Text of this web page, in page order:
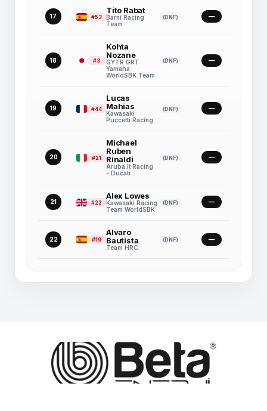
17 #53
Tito Rabat
Barni Racing
Team
(DNF) —
18 #3
Kohta
Nozane
GYTR GRT
Yamaha
WorldSBK Team
(DNF) —
19 #44
Lucas
Mahias
Kawasaki
Puccetti Racing
(DNF) —
20 #21
Michael
Ruben
Rinaldi
Aruba.it Racing
- Ducati
(DNF) —
21 #22
Alex Lowes
Kawasaki Racing
Team WorldSBK
(DNF) —
22 #19
Alvaro
Bautista
Team HRC
(DNF) —